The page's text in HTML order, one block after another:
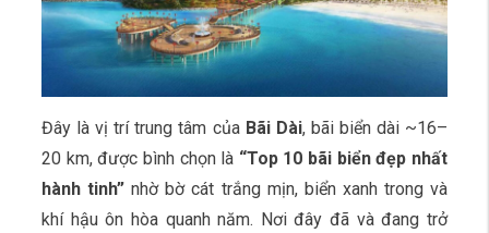
Đây là vị trí trung tâm của Bãi Dài, bãi biển dài ~16–
20 km, được bình chọn là “Top 10 bãi biển đẹp nhất
hành tinh”nhờ bờ cát trắng mịn, biển xanh trong và
khí hậu ôn hòa quanh năm. Nơi đây đã và đang trở